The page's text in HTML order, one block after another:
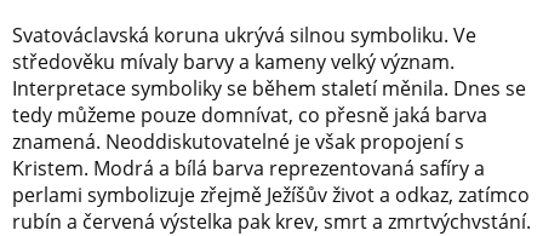
Svatováclavská koruna ukrývá silnou symboliku. Ve
středověku mívaly barvy a kameny velký význam.
Interpretace symboliky se během staletí měnila. Dnes se
tedy můžeme pouze domnívat, co přesně jaká barva
znamená. Neoddiskutovatelné je však propojení s
Kristem. Modrá a bílá barva reprezentovaná safíry a
perlami symbolizuje zřejmě Ježíšův život a odkaz, zatímco
rubín a červená výstelka pak krev, smrt a zmrtvýchvstání.